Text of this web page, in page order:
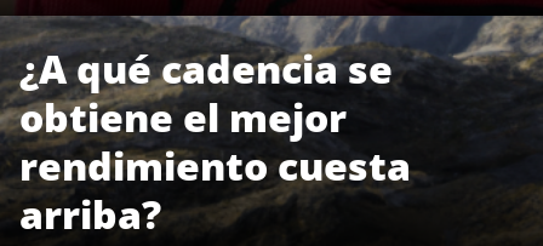
¿A qué cadencia se
obtiene el mejor
rendimiento cuesta
arriba?